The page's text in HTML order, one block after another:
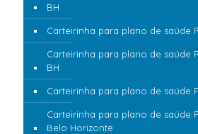
BH
Carteirinha para plano de saúde
Carteirinha para plano de saúde
BH
Carteirinha para plano de saúde
Carteirinha para plano de saúde
Belo Horizonte